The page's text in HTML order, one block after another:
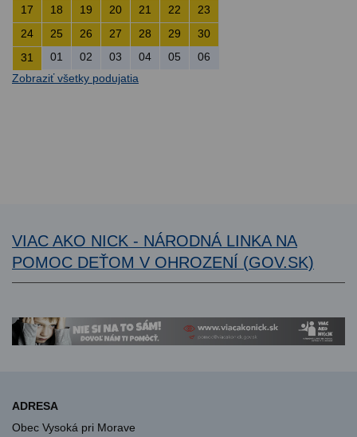
17
18 19 20 21 22
23
24
25 26 27 28 29
30
31
01 02 03 04 05
06
Zobraziť všetky podujatia
VIAC AKO NICK - NÁRODNÁ LINKA NA
POMOC DEŤOM V OHROZENÍ (GOV.SK)
ADRESA
Obec Vysoká pri Morave